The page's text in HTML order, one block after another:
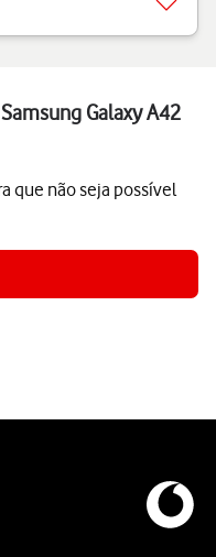
Galaxy A42
que não seja possível